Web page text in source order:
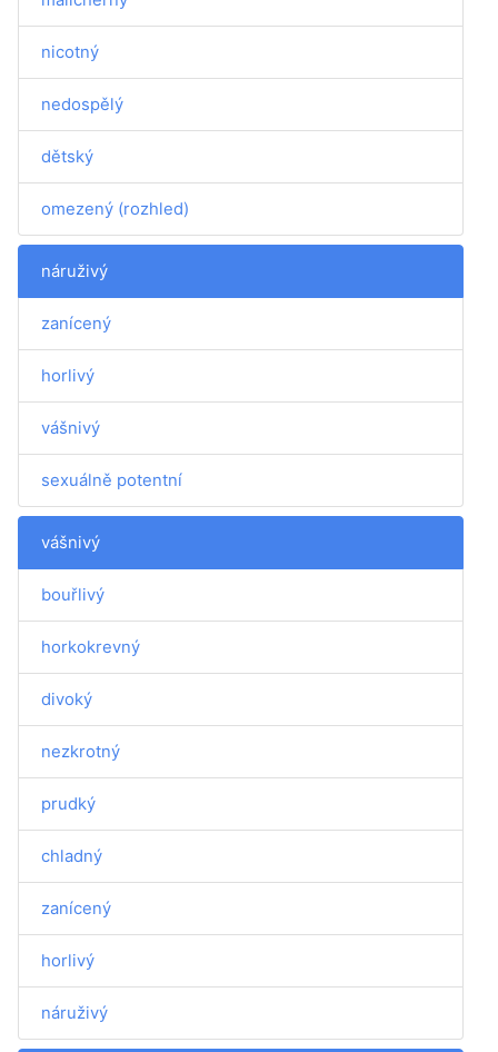
nicotný
nedospělý
dětský
omezený (rozhled)
náruživý
zanícený
horlivý
vášnivý
sexuálně potentní
vášnivý
bouřlivý
horkokrevný
divoký
nezkrotný
prudký
chladný
zanícený
horlivý
náruživý